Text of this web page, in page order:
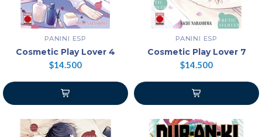
PANINI ESP
Cosmetic Play Lover 4
$14.500
PANINI ESP
Cosmetic Play Lover 7
$14.500